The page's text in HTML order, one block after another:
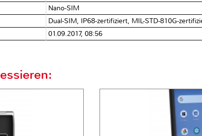
Nano-SIM
Dual-SIM, IP68-zertifiziert, MIL-STD-810G-
01.09.2017, 08:56